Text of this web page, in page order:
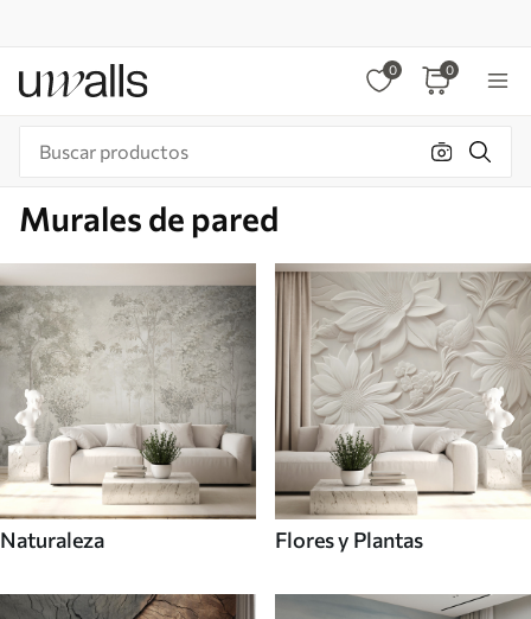
0 0
Murales de pared
Naturaleza Flores y Plantas